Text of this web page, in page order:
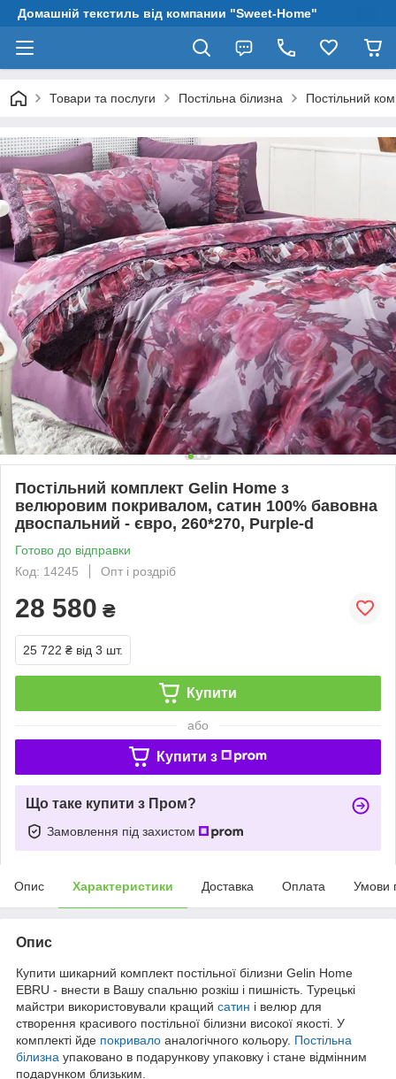
Домашній текстиль від компании "Sweet-Home"
Товари та послуги Постільна білизна Постільний
Постільний комплект Gelin Home з
велюровим покривалом, сатин 100% бавовна
двоспальний - євро, 260*270, Purple-d
Готово до відправки
Код: 14245
Опт і роздріб
28 580 ₴
25 722 ₴ від 3 шт.
Купити
або
Купити з
Що таке купити з Пром?
Замовлення під захистом
Опис Характеристики Доставка Оплата Умови
Опис
Купити шикарний комплект постільної білизни Gelin Home
EBRU - внести в Вашу спальню розкіш і пишність. Турецькі
майстри використовували кращий сатин і велюр для
створення красивого постільної білизни високої якості. У
комплекті йде покривало аналогічного кольору. Постільна
білизна упаковано в подарункову упаковку і стане відмінним
подарунком близьким.